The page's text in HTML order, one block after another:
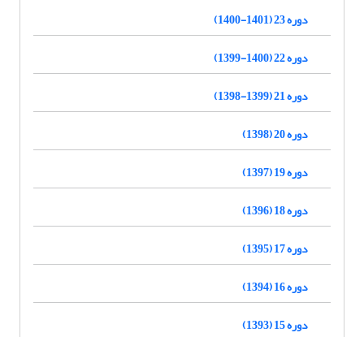
دوره 23 (1401-1400)
دوره 22 (1400-1399)
دوره 21 (1399-1398)
دوره 20 (1398)
دوره 19 (1397)
دوره 18 (1396)
دوره 17 (1395)
دوره 16 (1394)
دوره 15 (1393)